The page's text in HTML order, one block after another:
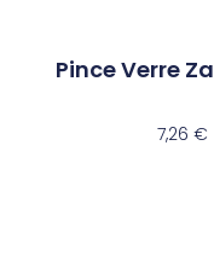
Pince Verre
7,26 €